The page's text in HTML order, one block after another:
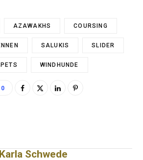
AZAWAKHS COURSING
SALUKIS SLIDER
WINDHUNDE
0
Karla Schwede